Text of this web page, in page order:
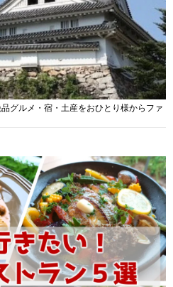
グルメ・宿・土産をおひとり様からファ